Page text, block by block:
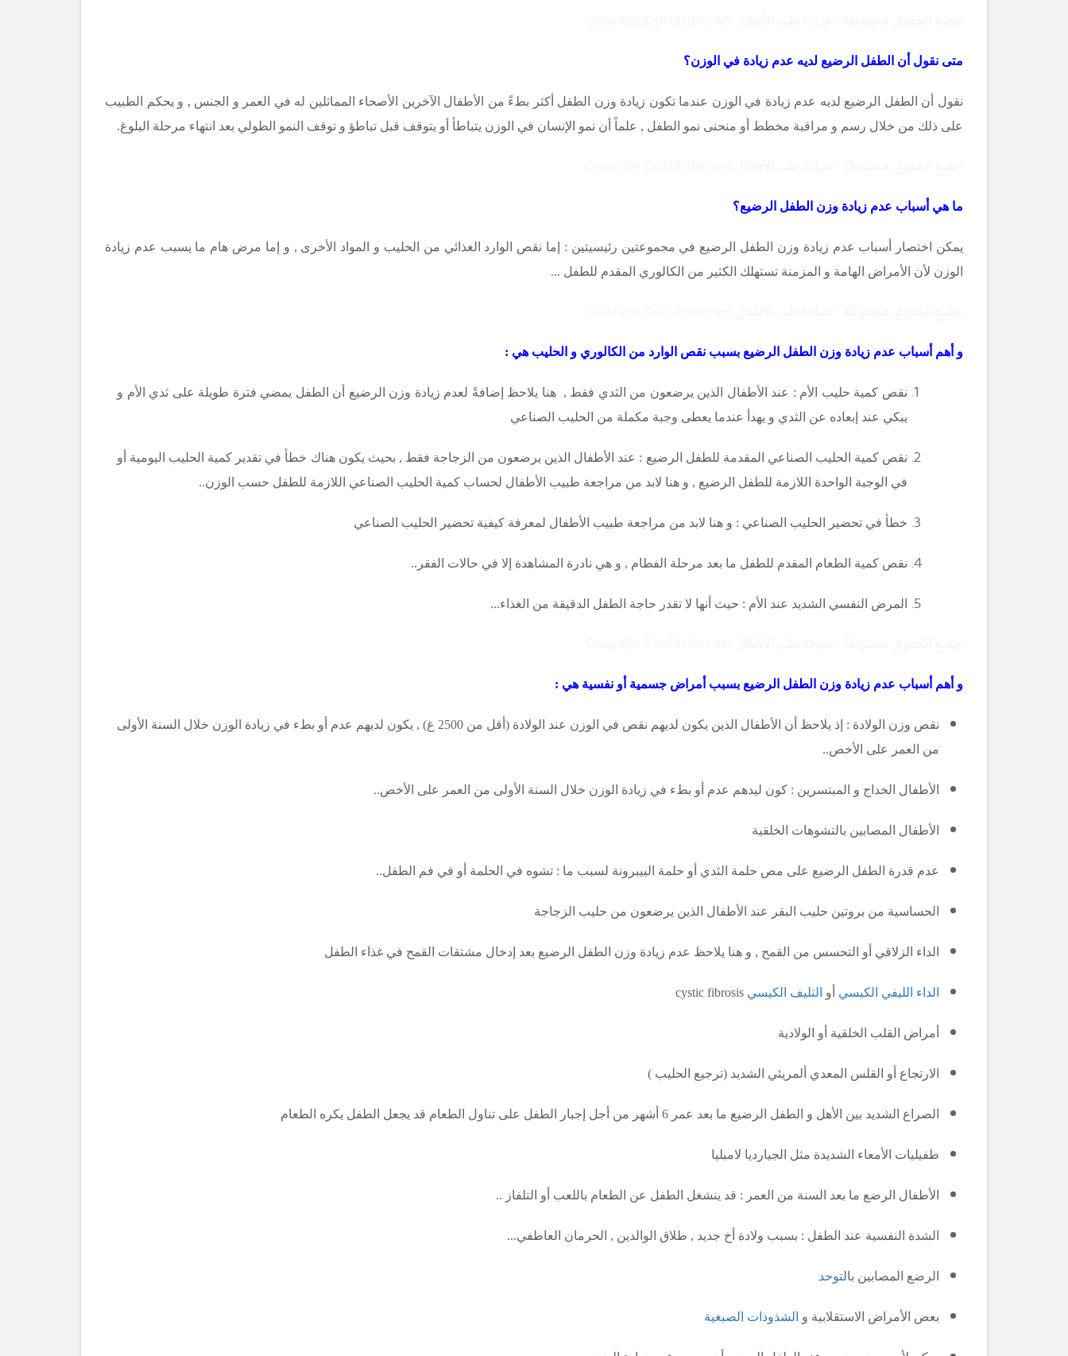
متى نقول أن الطفل الرضيع لديه عدم زيادة في الوزن؟
نقول أن الطفل الرضيع لديه عدم زيادة في الوزن عندما تكون زيادة وزن الطفل أكثر بطءً من الأطفال الآخرين الأصحاء المماثلين له في العمر و الجنس , و يحكم الطبيب
على ذلك من خلال رسم و مراقبة مخطط أو منحنى نمو الطفل , علماً أن نمو الإنسان في الوزن يتباطأ أو يتوقف قبل تباطؤ و توقف النمو الطولي بعد انتهاء مرحلة البلوغ.
ما هي أسباب عدم زيادة وزن الطفل الرضيع؟
يمكن اختصار أسباب عدم زيادة وزن الطفل الرضيع في مجموعتين رئيسيتين : إما نقص الوارد الغذائي من الحليب و المواد الأخرى , و إما مرض هام ما يسبب عدم زيادة
الوزن لأن الأمراض الهامة و المزمنة تستهلك الكثير من الكالوري المقدم للطفل ...
و أهم أسباب عدم زيادة وزن الطفل الرضيع بسبب نقص الوارد من الكالوري و الحليب هي :
نقص كمية حليب الأم : عند الأطفال الذين يرضعون من الثدي فقط , هنا يلاحظ إضافةً لعدم زيادة وزن الرضيع أن الطفل يمضي فترة طويلة على ثدي الأم و
يبكي عند إبعاده عن الثدي و يهدأ عندما يعطى وجبة مكملة من الحليب الصناعي
نقص كمية الحليب الصناعي المقدمة للطفل الرضيع : عند الأطفال الذين يرضعون من الزجاجة فقط , بحيث يكون هناك خطأ في تقدير كمية الحليب اليومية أو
في الوجبة الواحدة اللازمة للطفل الرضيع , و هنا لابد من مراجعة طبيب الأطفال لحساب كمية الحليب الصناعي اللازمة للطفل حسب الوزن..
خطأ في تحضير الحليب الصناعي : و هنا لابد من مراجعة طبيب الأطفال لمعرفة كيفية تحضير الحليب الصناعي
نقص كمية الطعام المقدم للطفل ما بعد مرحلة الفطام , و هي نادرة المشاهدة إلا في حالات الفقر..
المرض النفسي الشديد عند الأم : حيث أنها لا تقدر حاجة الطفل الدقيقة من الغذاء...
و أهم أسباب عدم زيادة وزن الطفل الرضيع بسبب أمراض جسمية أو نفسية هي :
نقص وزن الولادة : إذ يلاحظ أن الأطفال الذين يكون لديهم نقص في الوزن عند الولادة (أقل من 2500 غ) , يكون لديهم عدم أو بطء في زيادة الوزن خلال السنة الأولى
من العمر على الأخص..
الأطفال الخداج و المبتسرين : كون ليدهم عدم أو بطء في زيادة الوزن خلال السنة الأولى من العمر على الأخص..
الأطفال المصابين بالتشوهات الخلقية
عدم قدرة الطفل الرضيع على مص حلمة الثدي أو حلمة البيبرونة لسبب ما : تشوه في الحلمة أو في فم الطفل..
الحساسية من بروتين حليب البقر عند الأطفال الذين يرضعون من حليب الزجاجة
الداء الزلاقي أو التحسس من القمح , و هنا يلاحظ عدم زيادة وزن الطفل الرضيع بعد إدخال مشتقات القمح في غذاء الطفل
الداء الليفي الكيسي أو التليف الكيسي
أمراض القلب الخلقية أو الولادية
الارتجاع أو القلس المعدي ألمريئي الشديد (ترجيع الحليب )
الصراع الشديد بين الأهل و الطفل الرضيع ما بعد عمر 6 أشهر من أجل إجبار الطفل على تناول الطعام قد يجعل الطفل يكره الطعام
طفيليات الأمعاء الشديدة مثل الجيارديا لامبليا
الأطفال الرضع ما بعد السنة من العمر : قد ينشغل الطفل عن الطعام باللعب أو التلفاز ..
الشدة النفسية عند الطفل : بسبب ولادة أخ جديد , طلاق الوالدين , الحرمان العاطفي...
الرضع المصابين بالتوحد
بعض الأمراض الاستقلابية و الشذوذات الصبغية